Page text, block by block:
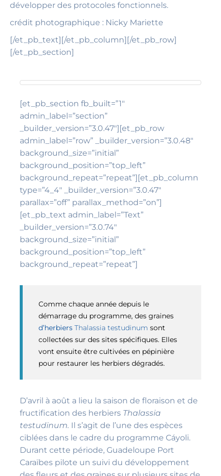
développer des protocoles fonctionnels.
crédit photographique : Nicky Mariette
[/et_pb_text][/et_pb_column][/et_pb_row]
[/et_pb_section]
[et_pb_section fb_built=”1″
admin_label=”section”
_builder_version=”3.0.47″][et_pb_row
admin_label=”row” _builder_version=”3.0.48″
background_size=”initial”
background_position=”top_left”
background_repeat=”repeat”][et_pb_column
type=”4_4″ _builder_version=”3.0.47″
parallax=”off” parallax_method=”on”]
[et_pb_text admin_label=”Text”
_builder_version=”3.0.74″
background_size=”initial”
background_position=”top_left”
background_repeat=”repeat”]
Comme chaque année depuis le
démarrage du programme, des graines
d’herbiers Thalassia testudinum sont
collectées sur des sites spécifiques. Elles
vont ensuite être cultivées en pépinière
pour restaurer les herbiers dégradés.
D’avril à août a lieu la saison de floraison et de
fructification des herbiers Thalassia
testudinum. Il s’agit de l’une des espèces
ciblées dans le cadre du programme Cáyoli.
Durant cette période, Guadeloupe Port
Caraïbes pilote un suivi du développement